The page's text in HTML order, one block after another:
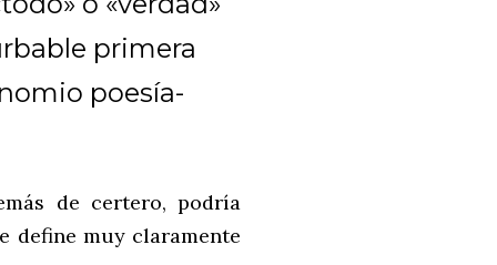
primera
poesía-
de certero, podría
define muy claramente